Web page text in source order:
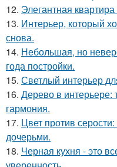
12. Элегантная
13. Интерьер, который
снова.
14. Небольшая, но
года постройки.
15. Светлый интерьер
16. Дерево в интерьере:
гармония.
17. Цвет против
дочерьми.
18. Черная кухня - это